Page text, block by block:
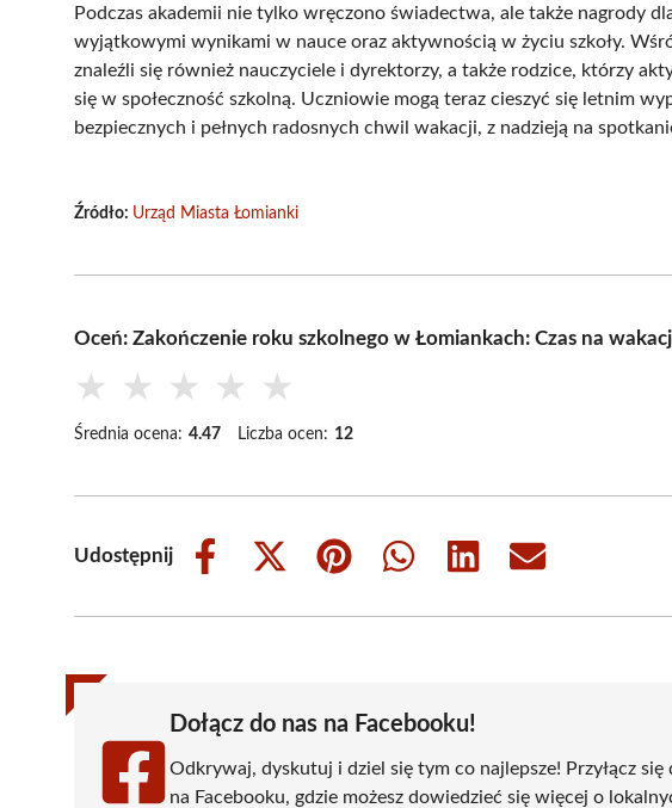
Podczas akademii nie tylko wręczono świadectwa, ale także nagrody
wyjątkowymi wynikami w nauce oraz aktywnością w życiu szkoły.
znaleźli się również nauczyciele i dyrektorzy, a także rodzice, którzy
się w społeczność szkolną. Uczniowie mogą teraz cieszyć się letnim
bezpiecznych i pełnych radosnych chwil wakacji, z nadzieją na
Źródło: Urząd Miasta Łomianki
Oceń: Zakończenie roku szkolnego w Łomiankach: Czas na
★ ★ ★ ★ ★
Średnia ocena: 4.47 Liczba ocen: 12
Udostępnij
Share
Share
(Twitter)
Share
Share
Share
Share
Dołącz do nas na Facebooku!
Odkrywaj, dyskutuj i dziel się tym co najlepsze! Przyłącz się
na Facebooku, gdzie możesz dowiedzieć się więcej o